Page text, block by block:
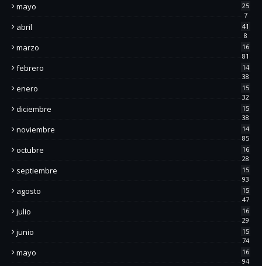
mayo
25
7
abril
41
8
marzo
16
81
febrero
14
38
enero
15
32
diciembre
15
38
noviembre
14
85
octubre
16
28
septiembre
15
93
agosto
15
47
julio
16
29
junio
15
74
mayo
16
94